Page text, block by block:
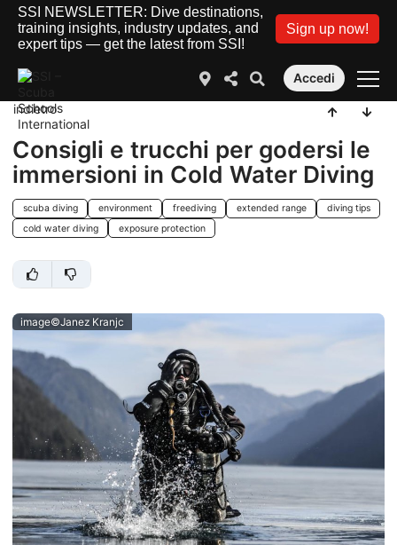
SSI NEWSLETTER: Dive destinations,
training insights, industry updates, and
expert tips — get the latest from SSI!
Sign up now!
Accedi
indietro
Consigli e trucchi per godersi le
immersioni in Cold Water Diving
scuba diving environment freediving extended range
diving tips
cold water diving
exposure protection
image©Janez Kranjc